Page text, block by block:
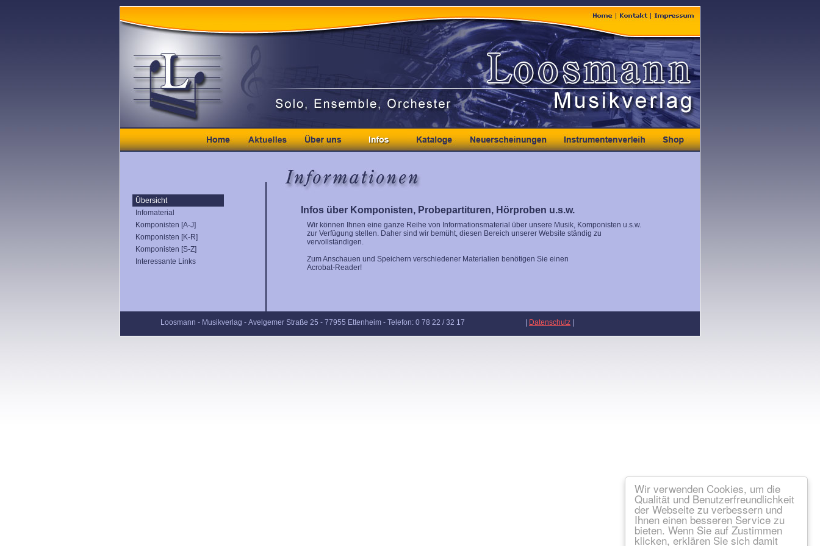
Wir verwenden Cookies, um die
Qualität und Benutzerfreundlichkeit
der Webseite zu verbessern und
Ihnen einen besseren Service zu
bieten. Wenn Sie auf Zustimmen
klicken, erklären Sie sich damit
Übersicht
Infomaterial
Komponisten [A-J]
Komponisten [K-R]
Komponisten [S-Z]
Interessante Links
Infos über Komponisten, Probepartituren, Hörproben u.s.w.
Wir können Ihnen eine ganze Reihe von Informationsmaterial über unsere Musik, Komponisten u.s.w.
zur Verfügung stellen. Daher sind wir bemüht, diesen Bereich unserer Website ständig zu
vervollständigen.
Zum Anschauen und Speichern verschiedener Materialien benötigen Sie einen
Acrobat-Reader!
Datenschutz